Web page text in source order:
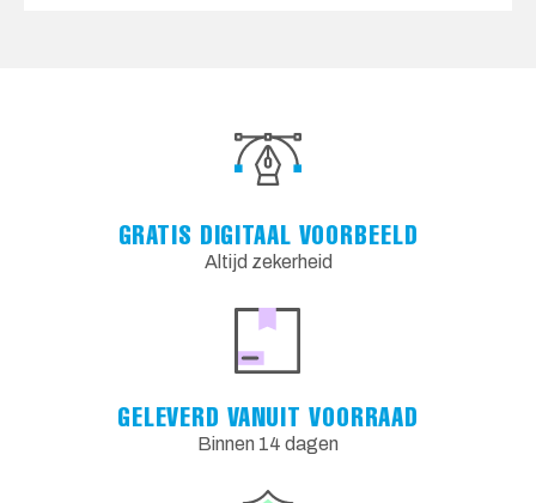
GRATIS DIGITAAL VOORBEELD
Altijd zekerheid
GELEVERD VANUIT VOORRAAD
Binnen 14 dagen